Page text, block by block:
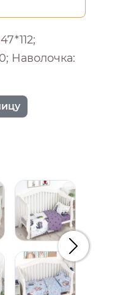
Наволочка: